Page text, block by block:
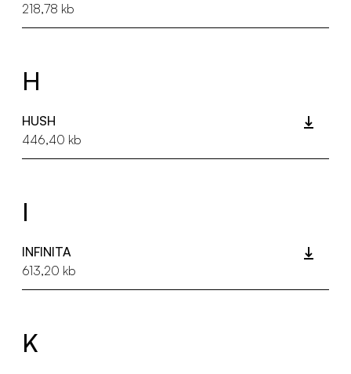
218,78 kb
H
HUSH
446,40 kb
I
INFINITA
613,20 kb
K